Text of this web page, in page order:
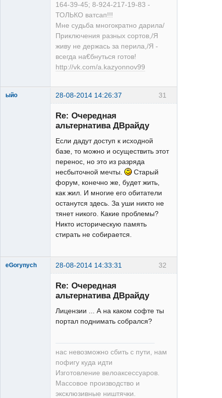
164-39-45; 8-924-217-19-83 -
ТОЛЬКО ватсап!!!
Мне судьба многократно дарила/
Приключения разных сортов,/Я
живу не держась за перила,/Я -
всегда на€бнуться готов!
http://vk.com/a.kazyonnov99
31
ыйо 28-08-2014 14:26:37
Re: Очередная
альтернатива ДВрайду
Если дадут доступ к иcходной
базе, то можно и осуществить этот
перенос, но это из разряда
несбыточной мечты.
Старый
форум, конечно же, будет жить,
как жил. И многие его обитатели
останутся здесь. За уши никто не
тянет никого. Какие проблемы?
Никто историческую память
стирать не собирается.
32
eGorynych 28-08-2014 14:33:31
Re: Очередная
альтернатива ДВрайду
Лицензии ... А на каком софте ты
портал поднимать собрался?
нас невозможно сбить с пути, нам
пофигу куда идти
Изготовление велоаксессуаров.
Массовое производство и
эксклюзивные ништячки.